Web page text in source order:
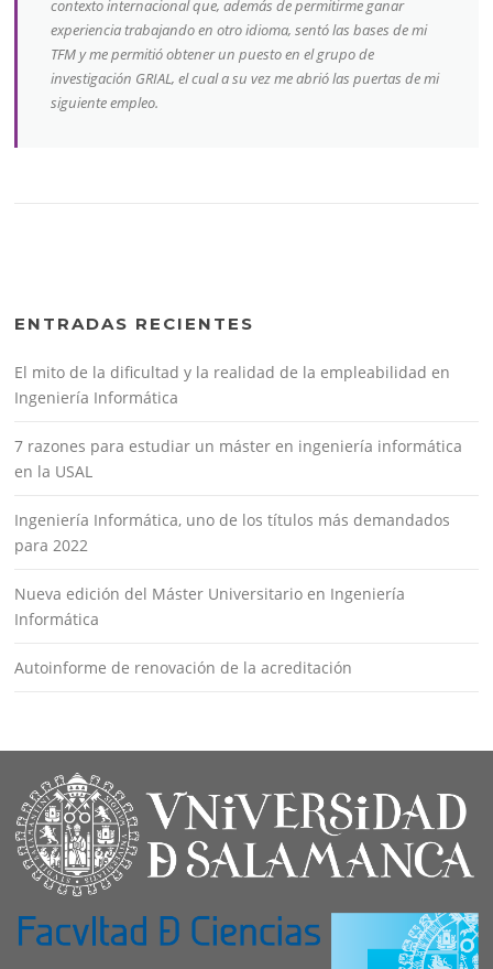
contexto internacional que, además de permitirme ganar
experiencia trabajando en otro idioma, sentó las bases de mi
TFM y me permitió obtener un puesto en el grupo de
investigación GRIAL, el cual a su vez me abrió las puertas de mi
siguiente empleo.
ENTRADAS RECIENTES
El mito de la dificultad y la realidad de la empleabilidad en
Ingeniería Informática
7 razones para estudiar un máster en ingeniería informática
en la USAL
Ingeniería Informática, uno de los títulos más demandados
para 2022
Nueva edición del Máster Universitario en Ingeniería
Informática
Autoinforme de renovación de la acreditación